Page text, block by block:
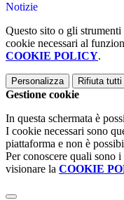
Notizie
Questo sito o gli
cookie necessari al
COOKIE POLICY.
Personalizza Rifiuta tutti
Gestione cookie
In questa schermata è
I cookie necessari sono
piattaforma e non è
Per conoscere quali sono
visionare la COOKIE